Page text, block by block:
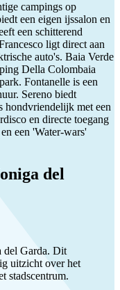
campings op
een eigen ijssalon en
een schitterend
ligt direct aan
auto's. Baia Verde
Della Colombaia
Fontanelle is een
Sereno biedt
hondvriendelijk met een
en directe toegang
een 'Water-wars'
del
del Garda. Dit
uitzicht over het
stadscentrum.